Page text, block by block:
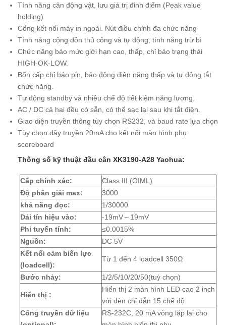
Tính năng cân động vật, lưu giá trị đỉnh điểm (Peak value
holding)
Cổng kết nối máy in ngoài. Nút điều chỉnh đa chức năng
Tính năng cộng dồn thủ công và tự động, tính năng trừ bì
Chức năng báo mức giới hạn cao, thấp, chỉ báo trạng thái
HIGH-OK-LOW.
Bốn cấp chỉ báo pin, báo động điện năng thấp và tự động tắt
chức năng.
Tự động standby và nhiều chế độ tiết kiệm năng lượng.
AC / DC cả hai đều có sẵn, có thể sạc lại sau khi tắt điện.
Giao diện truyền thông tùy chọn RS232, và baud rate lựa chọn
Tùy chọn dãy truyền 20mA cho kết nối màn hình phụ
scoreboard
Thông số kỹ thuật đầu cân XK3190-A28 Yaohua:
Cấp chính xác:
Class III (OIML)
Độ phân giải max:
3000
khả năng đọc:
1/30000
Dải tín hiệu vào:
-19mV～19mV
Phi tuyến tính:
≤0.0015%
Nguồn:
DC 5V
Kết nối cảm biến lực
(loadcell):
Từ 1 đến 4 loadcell 350Ω
Bước nhảy: 1/2/5/10/20/50(tuỳ chọn)
Hiển thị :
Hiển thị 2 màn hình LED cao 2 inch
với đèn chỉ dẫn 15 chế độ
Cổng truyền dữ liệu
RS-232C, 20 mA vòng lặp lại cho